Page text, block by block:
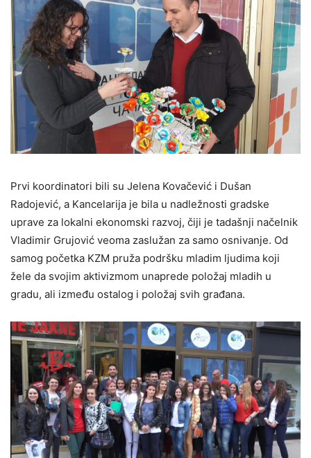
Prvi koordinatori bili su Jelena Kovačević i Dušan
Radojević, a Kancelarija je bila u nadležnosti gradske
uprave za lokalni ekonomski razvoj, čiji je tadašnji načelnik
Vladimir Grujović veoma zaslužan za samo osnivanje. Od
samog početka KZM pruža podršku mladim ljudima koji
žele da svojim aktivizmom unaprede položaj mladih u
gradu, ali između ostalog i položaj svih građana.